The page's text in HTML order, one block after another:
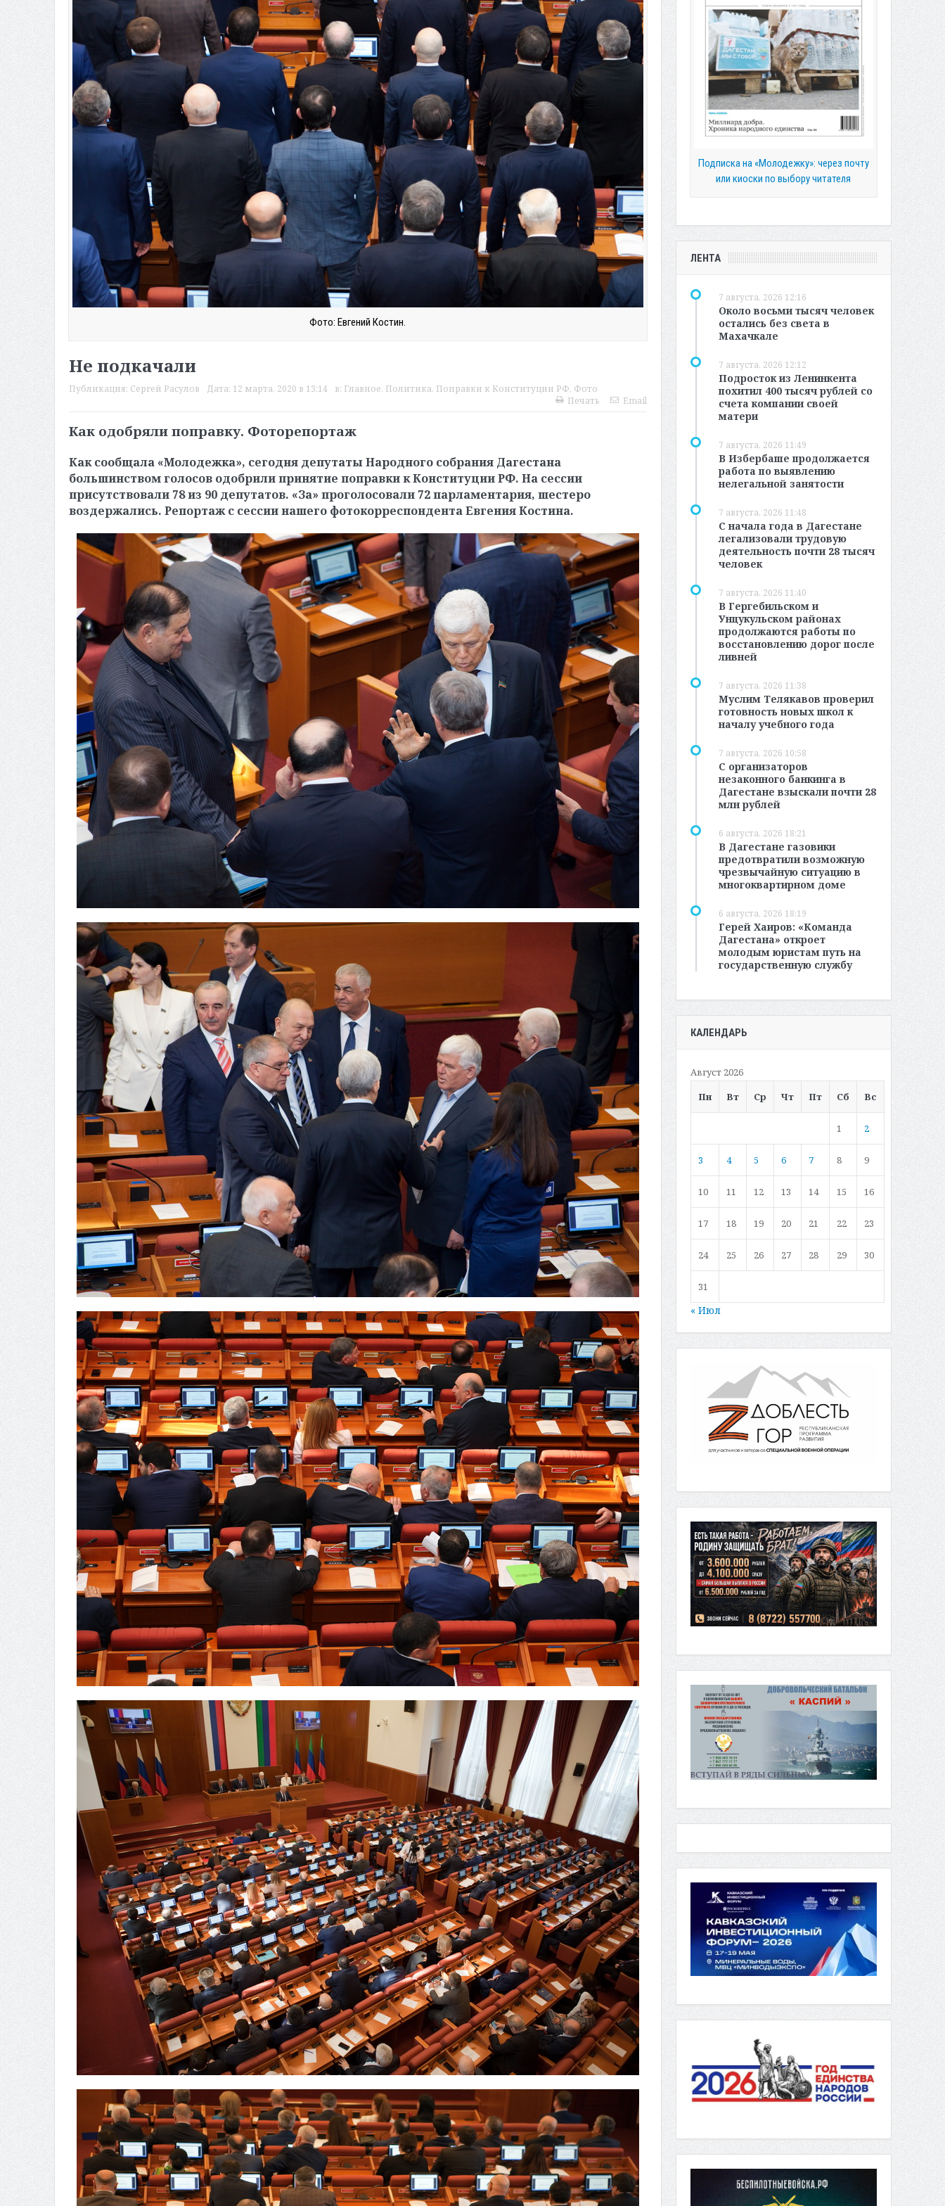
Фото: Евгений Костин.
Не подкачали
Публикация: Сергей Расулов Дата: 12 марта, 2020 в 13:14 в: Главное, Политика, Поправки к Конституции РФ, Фото
Печать
Email
Как одобряли поправку. Фоторепортаж
Как сообщала «Молодежка», сегодня депутаты Народного собрания Дагестана
большинством голосов одобрили принятие поправки к Конституции РФ. На сессии
присутствовали 78 из 90 депутатов. «За» проголосовали 72 парламентария, шестеро
воздержались. Репортаж с сессии нашего фотокорреспондента Евгения Костина.
Подписка на «Молодежку»: через почту
или киоски по выбору читателя
ЛЕНТА
7 августа, 2026 12:16
Около восьми тысяч человек
остались без света в
Махачкале
7 августа, 2026 12:12
Подросток из Ленинкента
похитил 400 тысяч рублей со
счета компании своей
матери
7 августа, 2026 11:49
В Избербаше продолжается
работа по выявлению
нелегальной занятости
7 августа, 2026 11:48
С начала года в Дагестане
легализовали трудовую
деятельность почти 28 тысяч
человек
7 августа, 2026 11:40
В Гергебильском и
Унцукульском районах
продолжаются работы по
восстановлению дорог после
ливней
7 августа, 2026 11:38
Муслим Телякавов проверил
готовность новых школ к
началу учебного года
7 августа, 2026 10:58
С организаторов
незаконного банкинга в
Дагестане взыскали почти 28
млн рублей
6 августа, 2026 18:21
В Дагестане газовики
предотвратили возможную
чрезвычайную ситуацию в
многоквартирном доме
6 августа, 2026 18:19
Герей Хаиров: «Команда
Дагестана» откроет
молодым юристам путь на
государственную службу
КАЛЕНДАРЬ
Август 2026
Пн
Вт Ср Чт Пт Сб Вс
1 2
3 4 5 6 7 8 9
10 11 12 13 14 15 16
17 18 19 20 21 22 23
24 25 26 27 28 29 30
31
« Июл